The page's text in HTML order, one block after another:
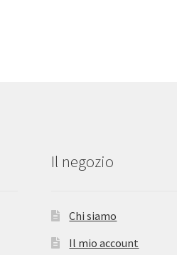
Il negozio
Chi siamo
Il mio account